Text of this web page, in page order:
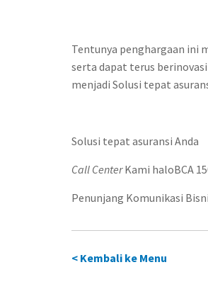
Tentunya penghargaan ini
serta dapat terus
menjadi Solusi tepat
Solusi tepat asuransi Anda
Call CenterKami haloBCA
Penunjang Komunikasi
< Kembali ke Menu